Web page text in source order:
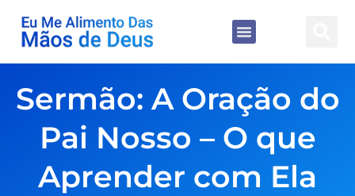
Sermão: A Oração do
Pai Nosso – O que
Aprender com Ela